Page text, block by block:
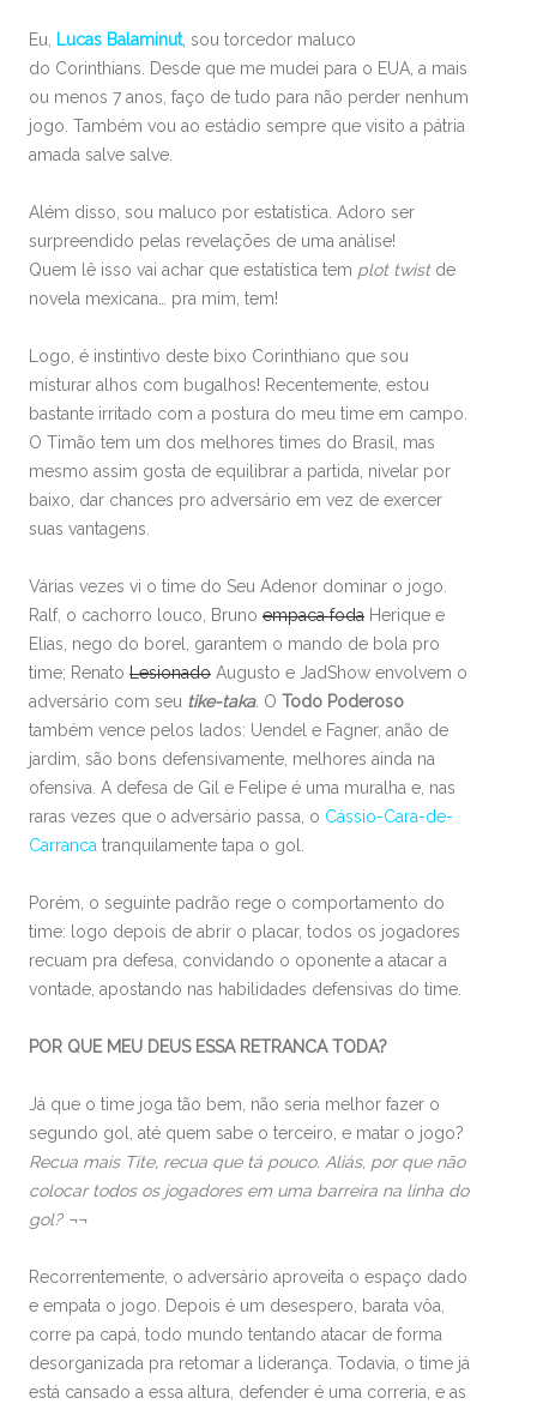
Eu, Lucas Balaminut, sou torcedor maluco
do Corinthians. Desde que me mudei para o EUA, a mais
ou menos 7 anos, faço de tudo para não perder nenhum
jogo. Também vou ao estádio sempre que visito a pátria
amada salve salve.
Além disso, sou maluco por estatística. Adoro ser
surpreendido pelas revelações de uma análise!
Quem lê isso vai achar que estatística tem plot twistde
novela mexicana… pra mim, tem!
Logo, é instintivo deste bixo Corinthiano que sou
misturar alhos com bugalhos! Recentemente, estou
bastante irritado com a postura do meu time em campo.
O Timão tem um dos melhores times do Brasil, mas
mesmo assim gosta de equilibrar a partida, nivelar por
baixo, dar chances pro adversário em vez de exercer
suas vantagens.
Várias vezes vi o time do Seu Adenor dominar o jogo.
Ralf, o cachorro louco, Bruno empaca foda Herique e
Elias, nego do borel, garantem o mando de bola pro
time; Renato Lesionado Augusto e JadShow envolvem o
adversário com seu tike-taka. O Todo Poderoso
também vence pelos lados: Uendel e Fagner, anão de
jardim, são bons defensivamente, melhores ainda na
ofensiva. A defesa de Gil e Felipe é uma muralha e, nas
raras vezes que o adversário passa, o Cássio-Cara-de-
Carranca tranquilamente tapa o gol.
Porém, o seguinte padrão rege o comportamento do
time: logo depois de abrir o placar, todos os jogadores
recuam pra defesa, convidando o oponente a atacar a
vontade, apostando nas habilidades defensivas do time.
POR QUE MEU DEUS ESSA RETRANCA TODA?
Já que o time joga tão bem, não seria melhor fazer o
segundo gol, até quem sabe o terceiro, e matar o jogo?
Recua mais Tite, recua que tá pouco. Aliás, por que não
colocar todos os jogadores em uma barreira na linha do
gol? ¬¬
Recorrentemente, o adversário aproveita o espaço dado
e empata o jogo. Depois é um desespero, barata vôa,
corre pa capá, todo mundo tentando atacar de forma
desorganizada pra retomar a liderança. Todavia, o time já
está cansado a essa altura, defender é uma correria, e as